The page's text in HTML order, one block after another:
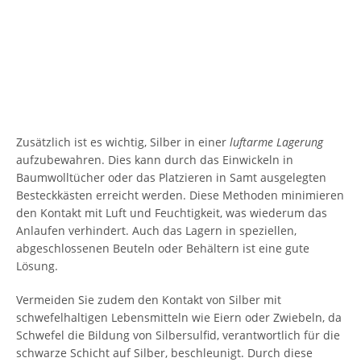
Zusätzlich ist es wichtig, Silber in einer luftarme Lagerung
aufzubewahren. Dies kann durch das Einwickeln in
Baumwolltücher oder das Platzieren in Samt ausgelegten
Besteckkästen erreicht werden. Diese Methoden minimieren
den Kontakt mit Luft und Feuchtigkeit, was wiederum das
Anlaufen verhindert. Auch das Lagern in speziellen,
abgeschlossenen Beuteln oder Behältern ist eine gute
Lösung.
Vermeiden Sie zudem den Kontakt von Silber mit
schwefelhaltigen Lebensmitteln wie Eiern oder Zwiebeln, da
Schwefel die Bildung von Silbersulfid, verantwortlich für die
schwarze Schicht auf Silber, beschleunigt. Durch diese